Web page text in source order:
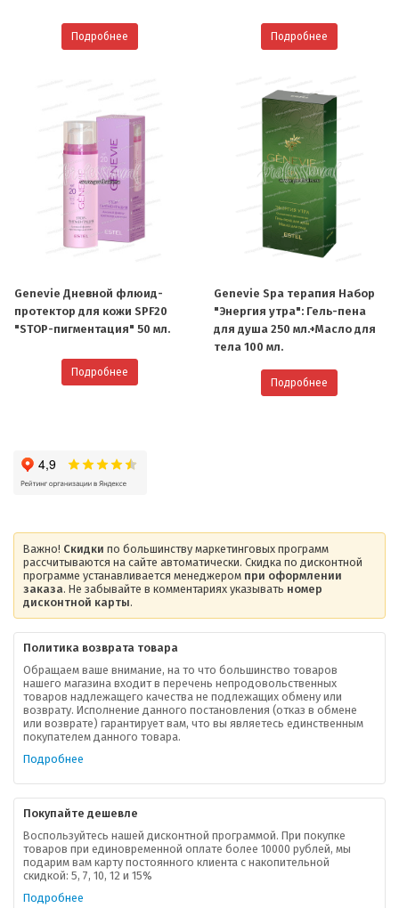
Подробнее Подробнее
Genevie Дневной флюид-
протектор для кожи SPF20
"STOP-пигментация" 50 мл.
Подробнее
Genevie Spa терапия Набор
"Энергия утра": Гель-пена
для душа 250 мл.+Масло для
тела 100 мл.
Подробнее
Важно! Скидки по большинству маркетинговых программ
рассчитываются на сайте автоматически. Скидка по дисконтной
программе устанавливается менеджером при оформлении
заказа. Не забывайте в комментариях указывать номер
дисконтной карты.
Политика возврата товара
Обращаем ваше внимание, на то что большинство товаров
нашего магазина входит в перечень непродовольственных
товаров надлежащего качества не подлежащих обмену или
возврату. Исполнение данного постановления (отказ в обмене
или возврате) гарантирует вам, что вы являетесь единственным
покупателем данного товара.
Подробнее
Покупайте дешевле
Воспользуйтесь нашей дисконтной программой. При покупке
товаров при единовременной оплате более 10000 рублей, мы
подарим вам карту постоянного клиента с накопительной
скидкой: 5, 7, 10, 12 и 15%
Подробнее
О компании
Ваша скидка
Контактная информация
В помощь покупателю
Форма обратной связи